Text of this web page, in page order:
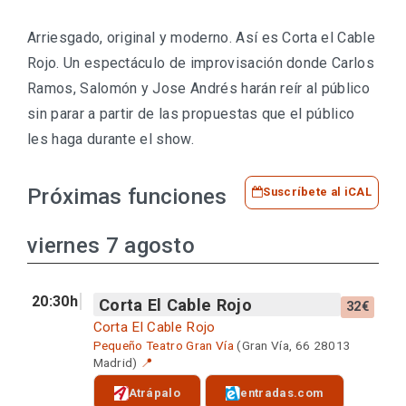
Arriesgado, original y moderno. Así es Corta el Cable
Rojo. Un espectáculo de improvisación donde Carlos
Ramos, Salomón y Jose Andrés harán reír al público
sin parar a partir de las propuestas que el público
les haga durante el show.
Próximas funciones Suscríbete al iCAL
viernes 7 agosto
20:30h Corta El Cable Rojo 32€
Corta El Cable Rojo
Pequeño Teatro Gran Vía (Gran Vía, 66 28013
Madrid) 📍
Atrápalo entradas.com